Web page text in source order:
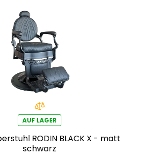
AUF LAGER
RODIN BLACK X - matt
schwarz